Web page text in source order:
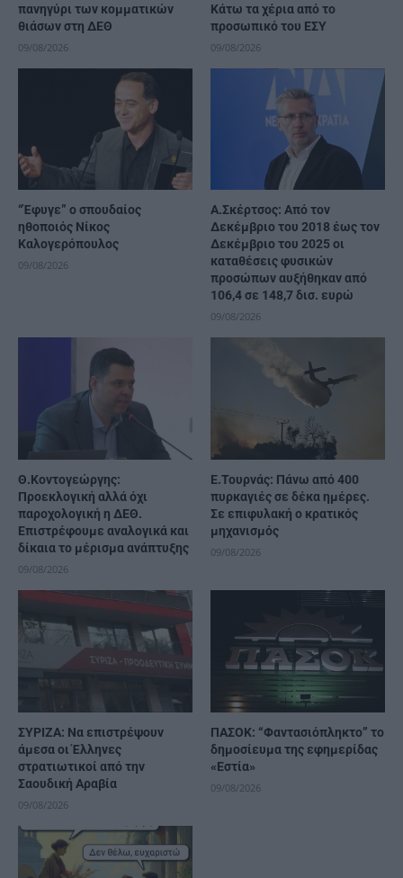
πανηγύρι των κομματικών
θιάσων στη ΔΕΘ
09/08/2026
Κάτω τα χέρια από το
προσωπικό του ΕΣΥ
09/08/2026
“Έφυγε” ο σπουδαίος
ηθοποιός Νίκος
Καλογερόπουλος
09/08/2026
A.Σκέρτσος: Από τον
Δεκέμβριο του 2018 έως τον
Δεκέμβριο του 2025 οι
καταθέσεις φυσικών
προσώπων αυξήθηκαν από
106,4 σε 148,7 δισ. ευρώ
09/08/2026
Θ.Κοντογεώργης:
Προεκλογική αλλά όχι
παροχολογική η ΔΕΘ.
Επιστρέφουμε αναλογικά και
δίκαια το μέρισμα ανάπτυξης
09/08/2026
Ε.Τουρνάς: Πάνω από 400
πυρκαγιές σε δέκα ημέρες.
Σε επιφυλακή ο κρατικός
μηχανισμός
09/08/2026
ΣΥΡΙΖΑ: Να επιστρέψουν
άμεσα οι Έλληνες
στρατιωτικοί από την
Σαουδική Αραβία
09/08/2026
ΠΑΣΟΚ: “Φαντασιόπληκτο” το
δημοσίευμα της εφημερίδας
«Εστία»
09/08/2026